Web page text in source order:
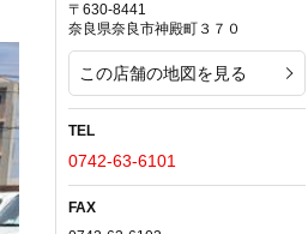
〒630-8441
奈良県奈良市神殿町３７０
この店舗の地図を見る
TEL
0742-63-6101
FAX